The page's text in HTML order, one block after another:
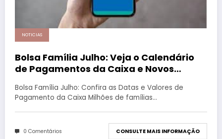
NOTICIAS
Bolsa Família Julho: Veja o Calendário
de Pagamentos da Caixa e Novos
Bolsa Família Julho: Confira as Datas e Valores de
Pagamento da Caixa Milhões de famílias…
0 Comentários CONSULTE MAIS INFORMAÇÃO